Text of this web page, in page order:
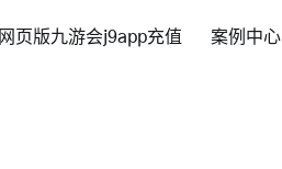
网页版九游会j9app充值 案例中心